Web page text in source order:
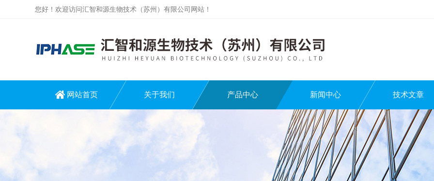
您好！欢迎访问汇智和源生物技术（苏州）有限公司网站！
网站首页 关于我们 产品中心 新闻中心 技术文章